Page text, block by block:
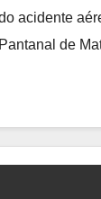
acidente
de